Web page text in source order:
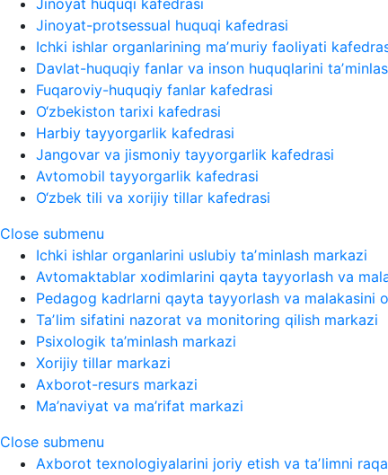
Jinoyat huquqi kafedrasi
Jinoyat-protsessual huquqi kafedrasi
Ichki ishlar organlarining maʼmuriy faoliyati
Davlat-huquqiy fanlar va inson huquqlarini
Fuqaroviy-huquqiy fanlar kafedrasi
O‘zbekiston tarixi kafedrasi
Harbiy tayyorgarlik kafedrasi
Jangovar va jismoniy tayyorgarlik kafedrasi
Avtomobil tayyorgarlik kafedrasi
O‘zbek tili va xorijiy tillar kafedrasi
Close submenu
Ichki ishlar organlarini uslubiy taʼminlash markazi
Avtomaktablar xodimlarini qayta tayyorlash va
Pedagog kadrlarni qayta tayyorlash va malakasini
Taʼlim sifatini nazorat va monitoring qilish markazi
Psixologik ta’minlash markazi
Xorijiy tillar markazi
Axborot-resurs markazi
Ma’naviyat va ma’rifat markazi
Close submenu
Axborot texnologiyalarini joriy etish va taʼlimni